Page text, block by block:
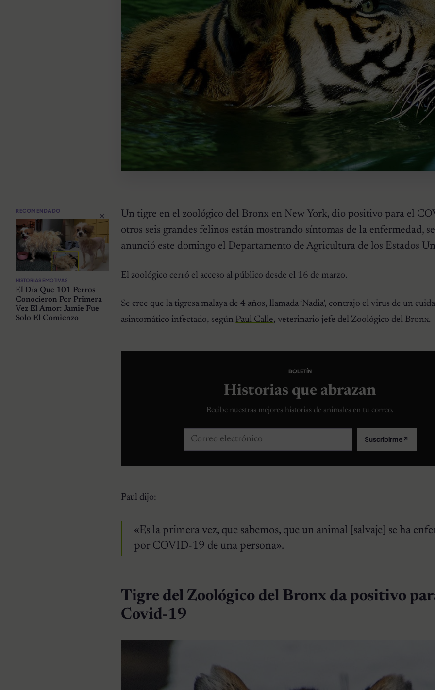
×
RECOMENDADO
HISTORIAS EMOTIVAS
El Día Que 101 Perros
Conocieron Por Primera
Vez El Amor: Jamie Fue
Solo El Comienzo
Un tigre en el zoológico del Bronx en New York, dio positivo para el
otros seis grandes felinos están mostrando síntomas de la enfermedad,
anunció este domingo el Departamento de Agricultura de los Estados
El zoológico cerró el acceso al público desde el 16 de marzo.
Se cree que la tigresa malaya de 4 años, llamada ‘Nadia’, contrajo el virus de un
asintomático infectado, según Paul Calle, veterinario jefe del Zoológico del Bronx.
BOLETÍN
Historias que abrazan
Recibe nuestras mejores historias de animales en tu correo.
Correo electrónico Suscribirme↗
Paul dijo:
«Es la primera vez, que sabemos, que un animal [salvaje] se ha
por COVID-19 de una persona».
Tigre del Zoológico del Bronx da positivo
Covid-19